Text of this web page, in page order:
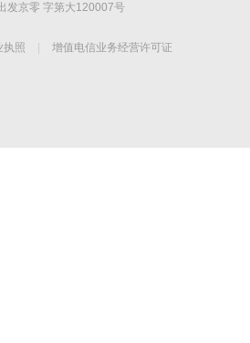
发京零 字第大120007号
执照
增值电信业务经营许可证